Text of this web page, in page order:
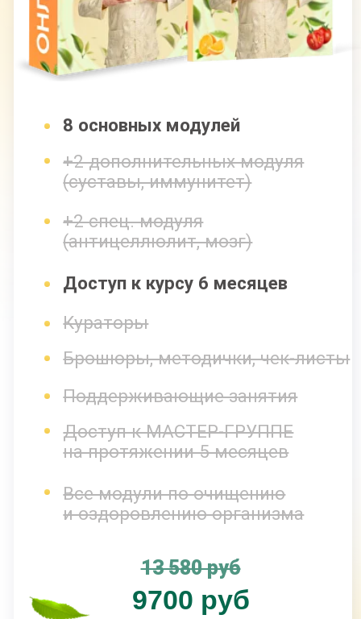
МАКСИМАЛЬНЫЙ
8 основных модулей
+2 дополнительных модуля
(суставы, иммунитет)
+2 спец. модуля
Доступ к курсу 9 месяцев
Брошюры, методички, чек-листы
Доступ к МАСТЕР-ГРУППЕ
на протяжении 5 месяцев
и оздоровлению организма
18 415 руб
Оформить заявку